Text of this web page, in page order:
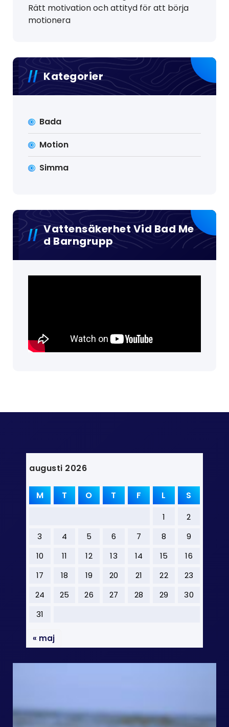
Rätt motivation och attityd för att börja
motionera
Kategorier
Bada
Motion
Simma
Vattensäkerhet Vid Bad Me
D Barngrupp
augusti 2026
M T O T F L S
1
2
3
4 5 6 7 8
9
10
11 12 13 14 15
16
17
18 19 20 21 22
23
24
25 26 27 28 29
30
31
« maj